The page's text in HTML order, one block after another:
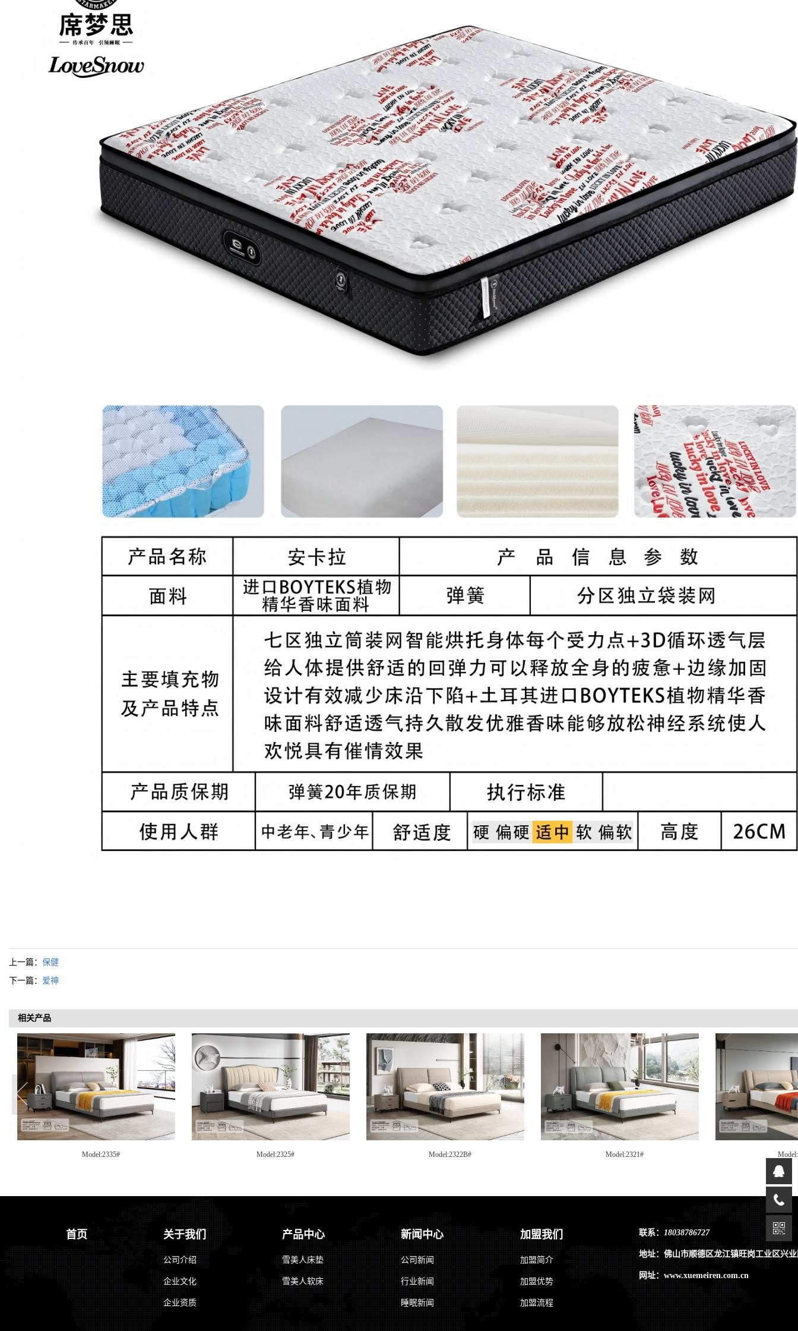
上一篇： 保健
下一篇： 爱神
相关产品
Model:2322B# Model:2321# Model:2319B# Model:2255#
首页 关于我们
公司介绍
企业文化
企业资质
产品中心
雪美人床垫
雪美人软床
新闻中心
公司新闻
行业新闻
睡眠新闻
加盟我们
加盟简介
加盟优势
加盟流程
联系：18038786727
地址：佛山市顺德区龙江镇旺岗工业区兴
网址：www.xuemeiren.com.cn